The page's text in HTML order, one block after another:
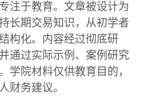
注于教育。文章被设计为
长期交易知识，从初学者
构化。内容经过彻底研
通过实际示例、案例研究
学院材料仅供教育目的，
财务建议。